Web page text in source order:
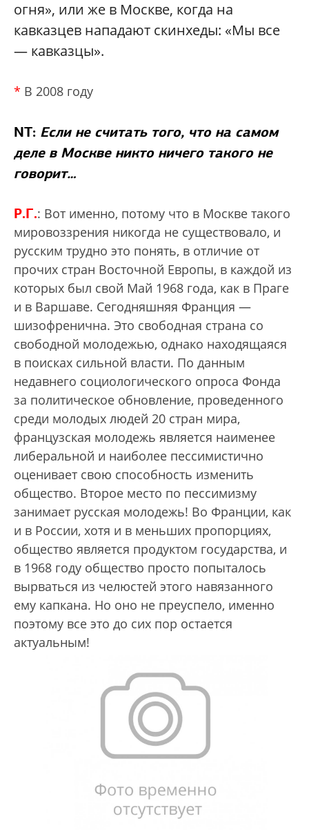
огня», или же в Москве, когда на
кавказцев нападают скинхеды: «Мы все
— кавказцы».
* В 2008 году
NT: Если не считать того, что на самом
деле в Москве никто ничего такого не
говорит…
Р.Г.: Вот именно, потому что в Москве такого
мировоззрения никогда не существовало, и
русским трудно это понять, в отличие от
прочих стран Восточной Европы, в каждой из
которых был свой Май 1968 года, как в Праге
и в Варшаве. Сегодняшняя Франция —
шизофренична. Это свободная страна со
свободной молодежью, однако находящаяся
в поисках сильной власти. По данным
недавнего социологического опроса Фонда
за политическое обновление, проведенного
среди молодых людей 20 стран мира,
французская молодежь является наименее
либеральной и наиболее пессимистично
оценивает свою способность изменить
общество. Второе место по пессимизму
занимает русская молодежь! Во Франции, как
и в России, хотя и в меньших пропорциях,
общество является продуктом государства, и
в 1968 году общество просто попыталось
вырваться из челюстей этого навязанного
ему капкана. Но оно не преуспело, именно
поэтому все это до сих пор остается
актуальным!